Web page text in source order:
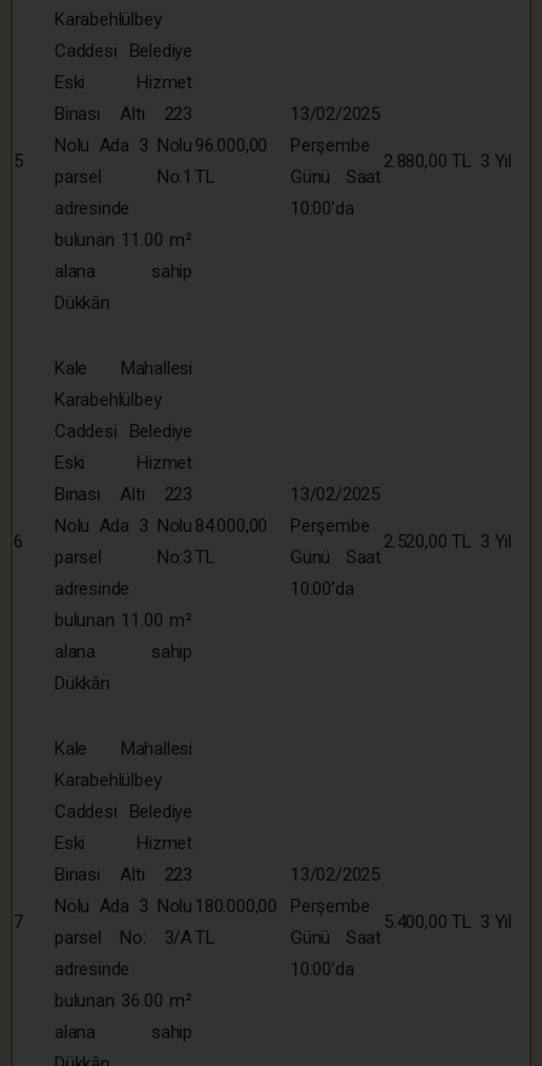
5
Karabehlülbey
Caddesi Belediye
Eski Hizmet
Binası Altı 223
Nolu Ada 3 Nolu
parsel No:1
adresinde
bulunan 11.00 m²
alana sahip
Dükkân
96.000,00
TL
13/02/2025
Perşembe
Günü Saat
10:00’da
2.880,00 TL 3 Yıl
6
Kale Mahallesi
Karabehlülbey
Caddesi Belediye
Eski Hizmet
Binası Altı 223
Nolu Ada 3 Nolu
parsel No:3
adresinde
bulunan 11.00 m²
alana sahip
Dükkân
84.000,00
TL
13/02/2025
Perşembe
Günü Saat
10:00’da
2.520,00 TL 3 Yıl
7
Kale Mahallesi
Karabehlülbey
Caddesi Belediye
Eski Hizmet
Binası Altı 223
Nolu Ada 3 Nolu
parsel No: 3/A
adresinde
bulunan 36.00 m²
alana sahip
180.000,00
TL
13/02/2025
Perşembe
Günü Saat
10:00’da
5.400,00 TL 3 Yıl